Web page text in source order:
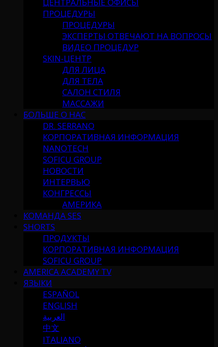
ПРОЦЕДУРЫ
ПРОЦЕДУРЫ
ЭКСПЕРТЫ ОТВЕЧАЮТ НА ВОПРОСЫ
ВИДЕО ПРОЦЕДУР
SKIN-ЦЕНТР
ДЛЯ ЛИЦА
ДЛЯ ТЕЛА
САЛОН СТИЛЯ
МАССАЖИ
БОЛЬШЕ О НАС
DR. SERRANO
КОРПОРАТИВНАЯ ИНФОРМАЦИЯ
NANOTECH
SOFICU GROUP
НОВОСТИ
ИНТЕРВЬЮ
КОНГРЕССЫ
АМЕРИКА
КОМАНДА SES
SHORTS
ПРОДУКТЫ
КОРПОРАТИВНАЯ ИНФОРМАЦИЯ
SOFICU GROUP
AMERICA ACADEMY TV
ЯЗЫКИ
ESPAÑOL
ENGLISH
العربية
中文
ITALIANO